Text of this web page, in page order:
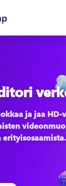
sisään
ja jaa HD-